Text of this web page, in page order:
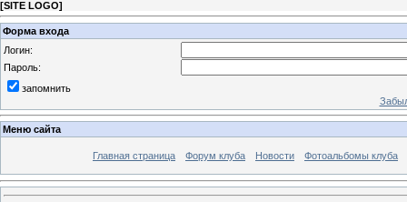
[SITE LOGO]
Форма входа
Логин:
Пароль:
запомнить
Меню сайта
Главная страница Форум клуба Новости Фотоальбомы клуба